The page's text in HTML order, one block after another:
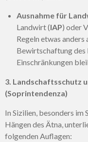
Ausnahme für
Landwirt (IAP) oder
Regeln etwas anders
Bewirtschaftung des
Einschränkungen
3. Landschaftsschutz
(Soprintendenza)
In Sizilien, besonders im
Hängen des Ätna,
folgenden Auflagen: